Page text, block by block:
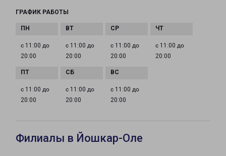
ГРАФИК РАБОТЫ
с 11:00 до
20:00
с 11:00 до
20:00
с 11:00 до
20:00
с 11:00 до
20:00
с 11:00 до
20:00
с 11:00 до
20:00
с 11:00 до
20:00
Филиалы в Йошкар-Оле